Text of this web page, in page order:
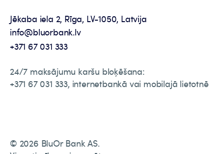
Jēkaba iela 2, Rīga, LV-1050, Latvija
info@bluorbank.lv
+371 67 031 333
24/7 maksājumu karšu bloķēšana:
+371 67 031 333, internetbankā vai mobilajā lietotnē
© 2026 BluOr Bank AS.